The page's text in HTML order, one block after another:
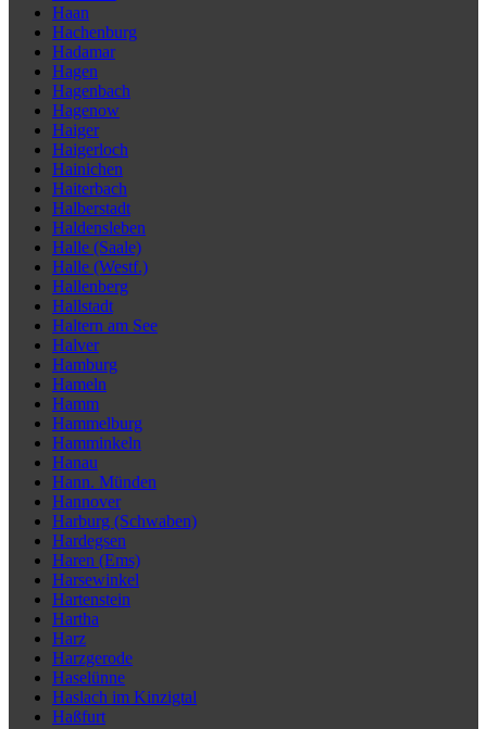
Haan
Hachenburg
Hadamar
Hagen
Hagenbach
Hagenow
Haiger
Haigerloch
Hainichen
Haiterbach
Halberstadt
Haldensleben
Halle (Saale)
Halle (Westf.)
Hallenberg
Hallstadt
Haltern am See
Halver
Hamburg
Hameln
Hamm
Hammelburg
Hamminkeln
Hanau
Hann. Münden
Hannover
Harburg (Schwaben)
Hardegsen
Haren (Ems)
Harsewinkel
Hartenstein
Hartha
Harz
Harzgerode
Haselünne
Haslach im Kinzigtal
Haßfurt